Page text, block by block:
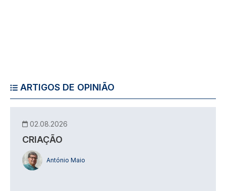
ARTIGOS DE OPINIÃO
02.08.2026
CRIAÇÃO
António Maio